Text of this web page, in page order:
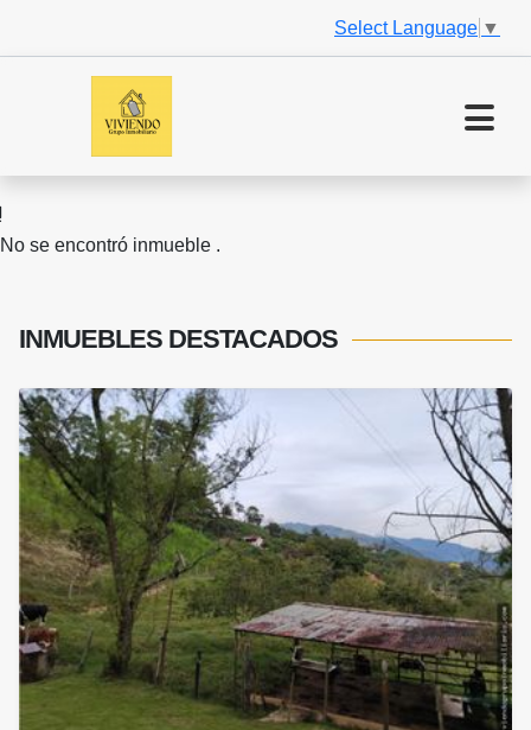
Select Language ▼
No se encontró inmueble .
INMUEBLES DESTACADOS